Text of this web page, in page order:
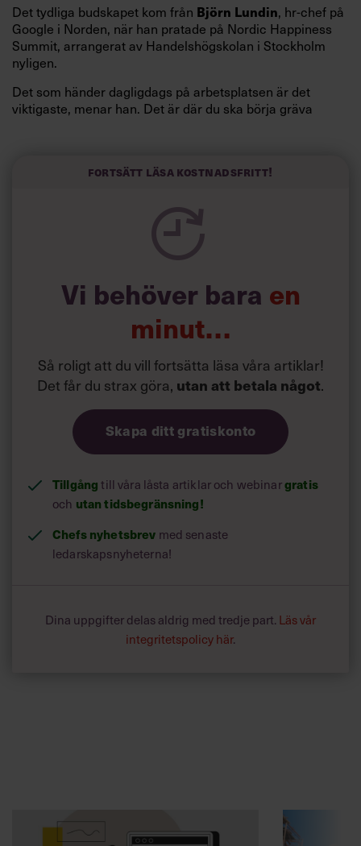
Det tydliga budskapet kom från Björn Lundin, hr-chef på
Google i Norden, när han pratade på Nordic Happiness
Summit, arrangerat av Handelshögskolan i Stockholm
nyligen.
Det som händer dagligdags på arbetsplatsen är det
viktigaste, menar han. Det är där du ska börja gräva
och höjt arbetsglädjen på Google:
Fortsätt läsa kostnadsfritt!
Vi behöver bara en
minut…
Så roligt att du vill fortsätta läsa våra artiklar!
Det får du strax göra, utan att betala något.
Skapa ditt gratiskonto
Tillgångtill våra låsta artiklar och webinargratis
och utan tidsbegränsning!
Chefs nyhetsbrev med senaste
ledarskapsnyheterna!
Dina uppgifter delas aldrig med tredje part. Läs vår
integritetspolicy här.